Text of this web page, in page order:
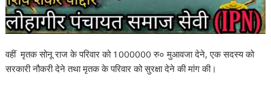
वहीं मृतक सोनू राज के परिवार को 1000000 रु० मुआवजा देने, एक सदस्य को
सरकारी नौकरी देने तथा मृतक के परिवार को सुरक्षा देने की मांग की।